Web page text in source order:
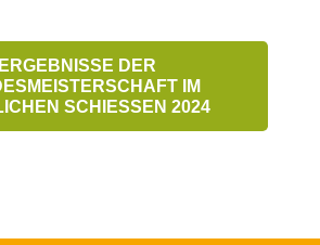
ERGEBNISSE DER
IM
SCHIESSEN 2024